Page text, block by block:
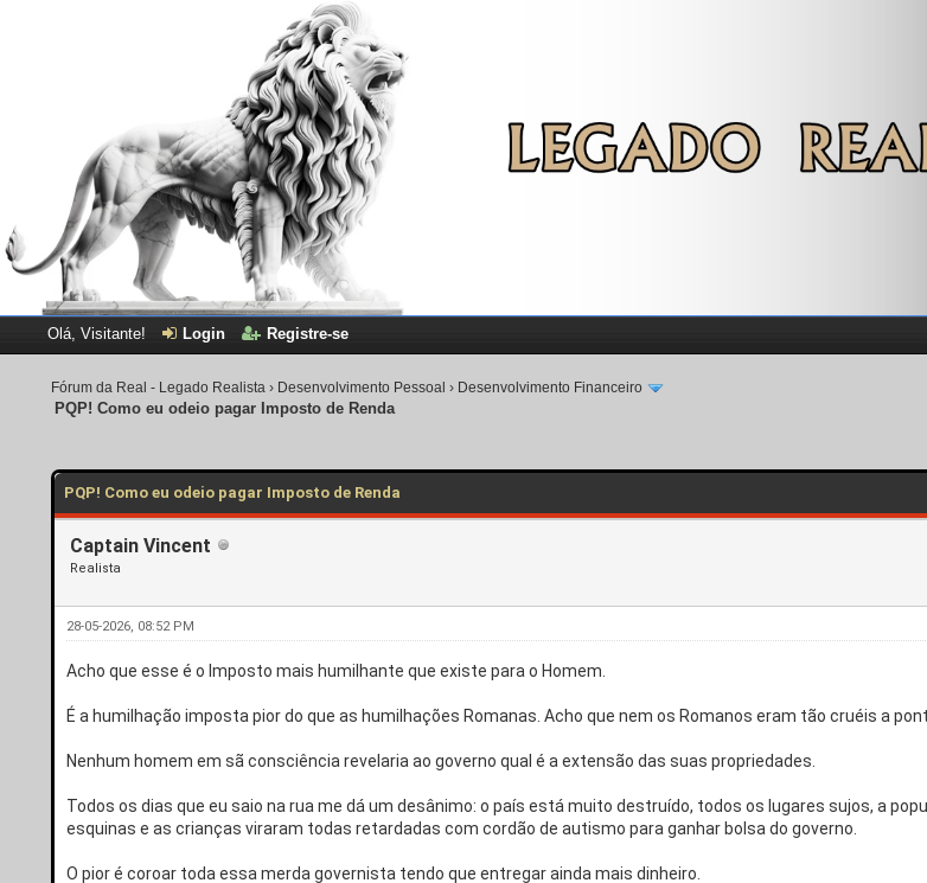
Olá, Visitante! Login Registre-se
Fórum da Real - Legado Realista › Desenvolvimento Pessoal › Desenvolvimento Financeiro
PQP! Como eu odeio pagar Imposto de Renda
PQP! Como eu odeio pagar Imposto de Renda
Captain Vincent
Realista
28-05-2026, 08:52 PM
Acho que esse é o Imposto mais humilhante que existe para o Homem.
É a humilhação imposta pior do que as humilhações Romanas. Acho que nem os Romanos eram tão cruéis a
Nenhum homem em sã consciência revelaria ao governo qual é a extensão das suas propriedades.
Todos os dias que eu saio na rua me dá um desânimo: o país está muito destruído, todos os lugares sujos, a
esquinas e as crianças viraram todas retardadas com cordão de autismo para ganhar bolsa do governo.
O pior é coroar toda essa merda governista tendo que entregar ainda mais dinheiro.